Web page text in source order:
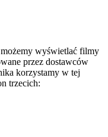
możemy wyświetlać filmy
przez dostawców
korzystamy w tej
trzecich: